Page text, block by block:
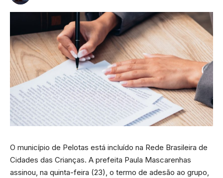
O município de Pelotas está incluído na Rede Brasileira de
Cidades das Crianças. A prefeita Paula Mascarenhas
assinou, na quinta-feira (23), o termo de adesão ao grupo,